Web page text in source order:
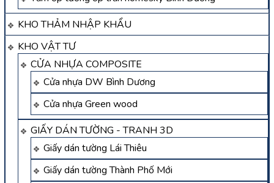
KHO THẢM NHẬP KHẨU
KHO VẬT TƯ
CỬA NHỰA COMPOSITE
Cửa nhựa DW Bình Dương
Cửa nhựa Green wood
GIẤY DÁN TƯỜNG - TRANH 3D
Giấy dán tường Lái Thiêu
Giấy dán tường Thành Phố Mới